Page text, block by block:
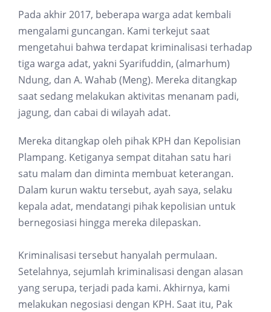
Pada akhir 2017, beberapa warga adat kembali
mengalami guncangan. Kami terkejut saat
mengetahui bahwa terdapat kriminalisasi terhadap
tiga warga adat, yakni Syarifuddin, (almarhum)
Ndung, dan A. Wahab (Meng). Mereka ditangkap
saat sedang melakukan aktivitas menanam padi,
jagung, dan cabai di wilayah adat.
Mereka ditangkap oleh pihak KPH dan Kepolisian
Plampang. Ketiganya sempat ditahan satu hari
satu malam dan diminta membuat keterangan.
Dalam kurun waktu tersebut, ayah saya, selaku
kepala adat, mendatangi pihak kepolisian untuk
bernegosiasi hingga mereka dilepaskan.
Kriminalisasi tersebut hanyalah permulaan.
Setelahnya, sejumlah kriminalisasi dengan alasan
yang serupa, terjadi pada kami. Akhirnya, kami
melakukan negosiasi dengan KPH. Saat itu, Pak